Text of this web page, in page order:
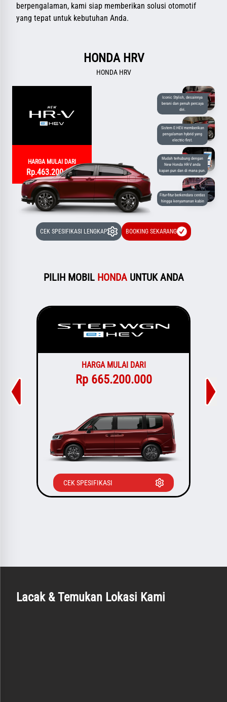
berpengalaman, kami siap memberikan solusi otomotif
yang tepat untuk kebutuhan Anda.
HONDA HRV
HONDA HRV
HARGA MULAI DARI
Rp.463.200.000
Iconic Stylish, desainnya
berani dan penuh percaya
diri.
Sistem E:HEV memberikan
pengalaman hybrid yang
electric-first.
Mudah terhubung dengan
New Honda HR-V anda
kapan pun dan di mana pun.
Fitur-fitur berkendara cerdas
hingga kenyamanan kabin
CEK SPESIFIKASI LENGKAP BOOKING SEKARANG
PILIH MOBIL HONDAUNTUK ANDA
HARGA MULAI DARI
Rp 665.200.000
CEK SPESIFIKASI
Lacak & Temukan Lokasi Kami